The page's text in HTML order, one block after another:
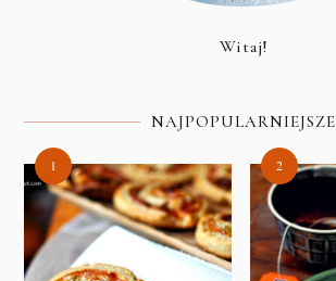
Witaj!
NAJPOPULARNIEJSZE